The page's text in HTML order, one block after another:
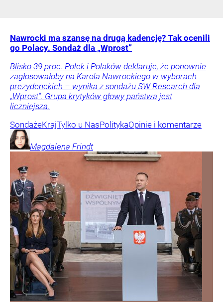
Nawrocki ma szansę na drugą kadencję? Tak ocenili
go Polacy. Sondaż dla „Wprost”
Blisko 39 proc. Polek i Polaków deklaruje, że ponownie
zagłosowałoby na Karola Nawrockiego w wyborach
prezydenckich – wynika z sondażu SW Research dla
„Wprost”. Grupa krytyków głowy państwa jest
liczniejsza.
SondażeKrajTylko u NasPolitykaOpinie i komentarze
Magdalena Frindt